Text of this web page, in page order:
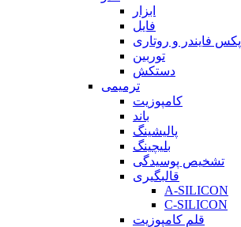
ابزار
فایل
اپکس فایندر و روتاری
توربین
دستکش
ترمیمی
کامپوزیت
باند
پالیشینگ
بلیچینگ
تشخیص پوسیدگی
قالبگیری
A-SILICON
C-SILICON
قلم کامپوزیت